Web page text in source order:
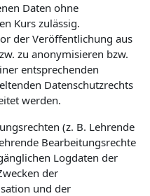
Daten ohne
Kurs zulässig.
der Veröffentlichung aus
zu anonymisieren bzw.
entsprechenden
Datenschutzrechts
werden.
(z. B. Lehrende
Bearbeitungsrechte
Logdaten der
der
und der